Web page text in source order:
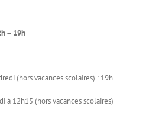
– 19h
(hors vacances scolaires) : 19h
à 12h15 (hors vacances scolaires)